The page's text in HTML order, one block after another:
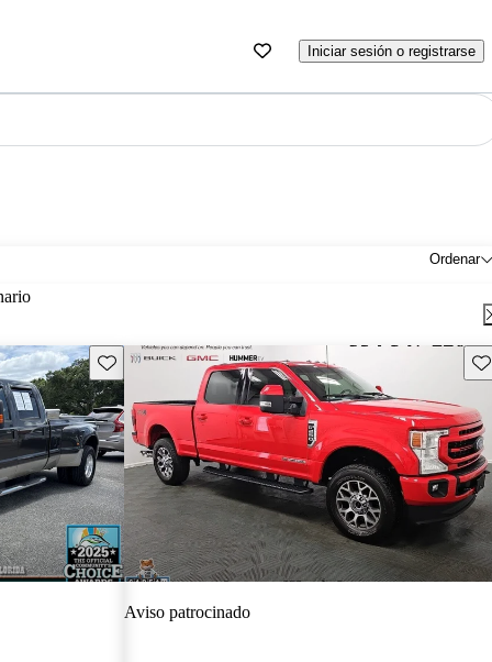
Iniciar sesión o registrarse
Ordenar
Guarda este Aviso
Aviso patrocinado